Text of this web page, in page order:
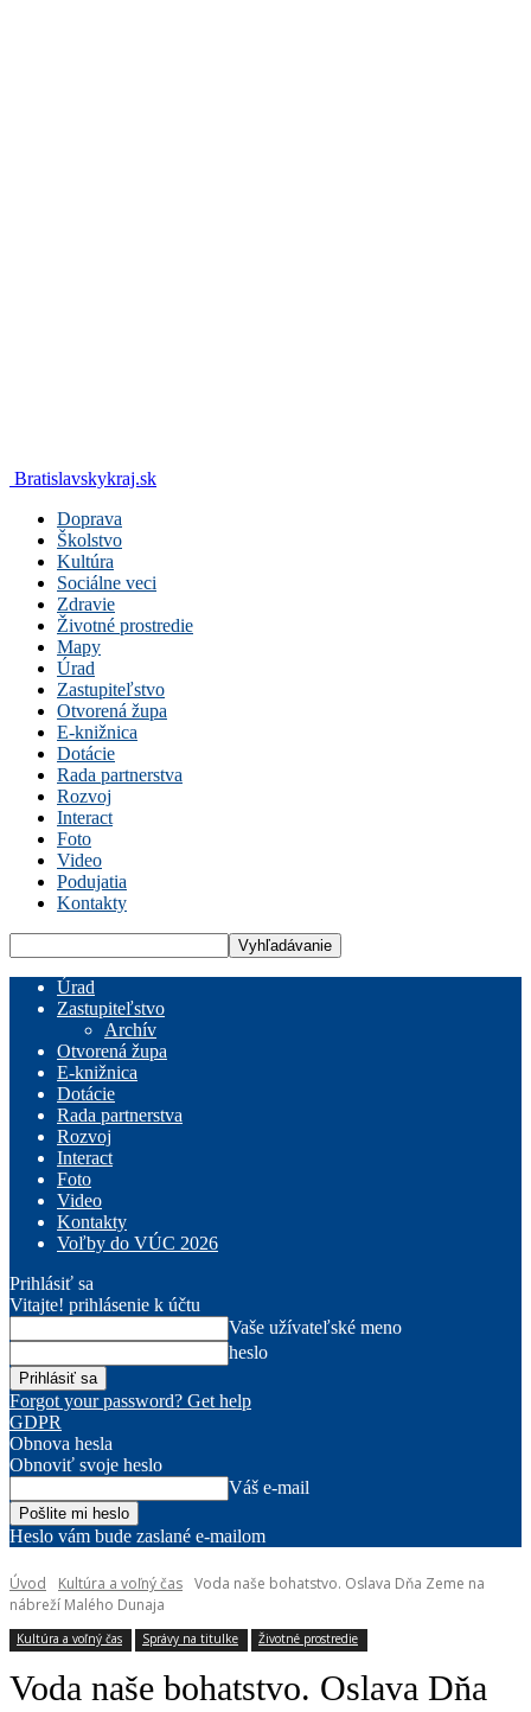
Bratislavskykraj.sk
Doprava
Školstvo
Kultúra
Sociálne veci
Zdravie
Životné prostredie
Mapy
Úrad
Zastupiteľstvo
Otvorená župa
E-knižnica
Dotácie
Rada partnerstva
Rozvoj
Interact
Foto
Video
Podujatia
Kontakty
Úrad
Zastupiteľstvo
Archív
Otvorená župa
E-knižnica
Dotácie
Rada partnerstva
Rozvoj
Interact
Foto
Video
Kontakty
Voľby do VÚC 2026
Prihlásiť sa
Vitajte! prihlásenie k účtu
Vaše užívateľské meno
heslo
Forgot your password? Get help
GDPR
Obnova hesla
Obnoviť svoje heslo
Váš e-mail
Heslo vám bude zaslané e-mailom
Úvod Kultúra a voľný čas Voda naše bohatstvo. Oslava Dňa Zeme na
nábreží Malého Dunaja
Kultúra a voľný čas Správy na titulke Životné prostredie
Voda naše bohatstvo. Oslava Dňa